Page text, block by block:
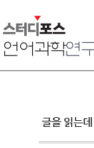
글을 읽는